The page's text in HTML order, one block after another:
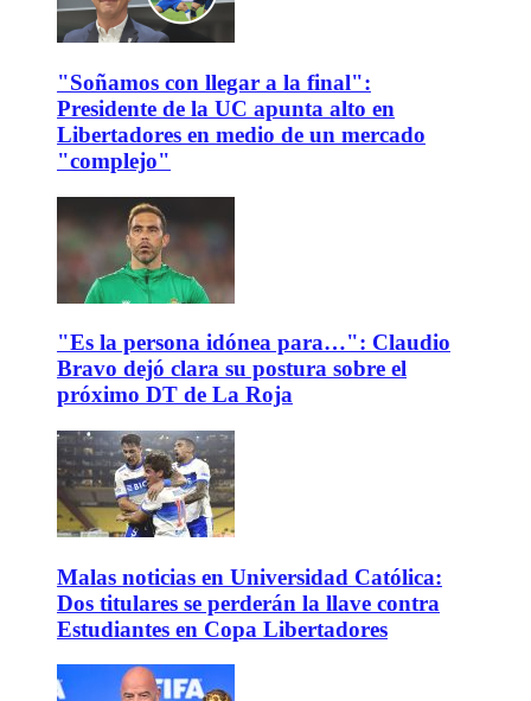
"Soñamos con llegar a la final":
Presidente de la UC apunta alto en
Libertadores en medio de un mercado
"complejo"
"Es la persona idónea para…": Claudio
Bravo dejó clara su postura sobre el
próximo DT de La Roja
Malas noticias en Universidad Católica:
Dos titulares se perderán la llave contra
Estudiantes en Copa Libertadores